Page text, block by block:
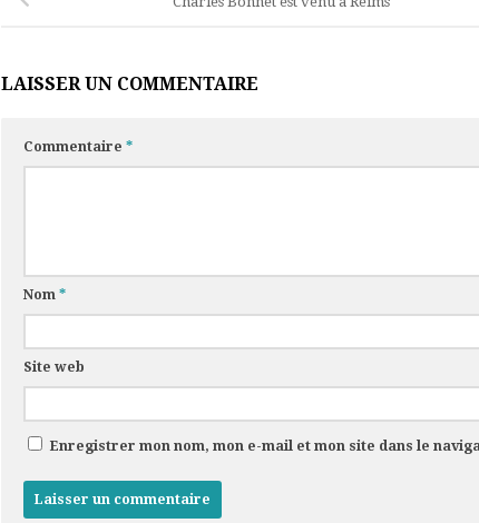
LAISSER UN COMMENTAIRE
Commentaire *
Nom *
Site web
Enregistrer mon nom, mon e-mail et mon site dans le